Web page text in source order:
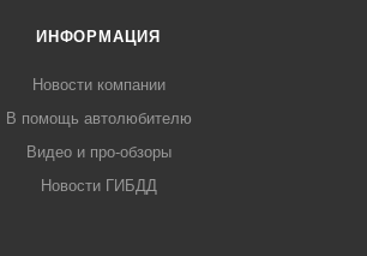
ИНФОРМАЦИЯ
Новости компании
В помощь автолюбителю
Видео и про-обзоры
Новости ГИБДД